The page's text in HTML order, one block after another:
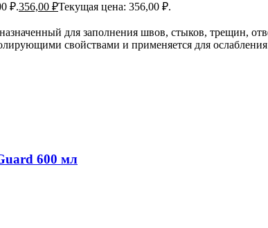
₽.356,00 ₽Текущая цена: 356,00 ₽.
для заполнения швов, стыков, трещин,
свойствами и применяется для
600 мл